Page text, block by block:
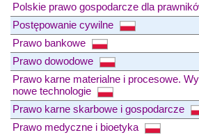
Polskie prawo gospodarcze dla
Postępowanie cywilne
Prawo bankowe
Prawo dowodowe
Prawo karne materialne i procesowe.
nowe technologie
Prawo karne skarbowe i gospodarcze
Prawo medyczne i bioetyka